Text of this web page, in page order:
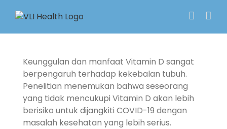
Keunggulan dan manfaat Vitamin D sangat
berpengaruh terhadap kekebalan tubuh.
Penelitian menemukan bahwa seseorang
yang tidak mencukupi Vitamin D akan lebih
berisiko untuk dijangkiti COVID-19 dengan
masalah kesehatan yang lebih serius.